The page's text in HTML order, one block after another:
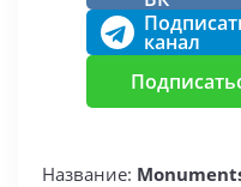
канал
Название: